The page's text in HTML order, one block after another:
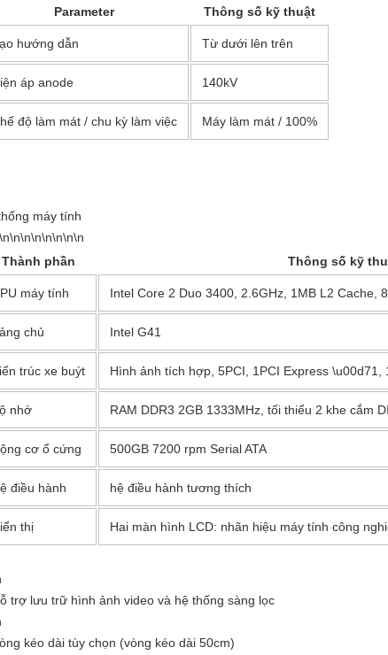
Parameter
Thông số kỹ thuật
hướng dẫn Từ dưới lên trên
áp anode 140kV
độ làm mát / chu kỳ làm việc Máy làm mát / 100%
máy tính
Thành phần
Thông số kỹ
máy tính Intel Core 2 Duo 3400, 2.6GHz, 1MB L2 Cache,
chủ Intel G41
trúc xe buýt Hình ảnh tích hợp, 5PCI, 1PCI Express \u00d71,
nhớ RAM DDR3 2GB 1333MHz, tối thiểu 2 khe cắm
cơ ổ cứng 500GB 7200 rpm Serial ATA
điều hành hệ điều hành tương thích
thị Hai màn hình LCD: nhãn hiệu máy tính công
trợ lưu trữ hình ảnh video và hệ thống sàng lọc
kéo dài tùy chọn (vòng kéo dài 50cm)